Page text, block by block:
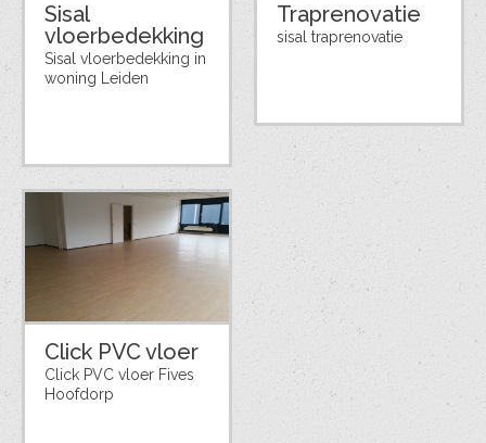
Sisal
vloerbedekking
Sisal vloerbedekking in
woning Leiden
Traprenovatie
sisal traprenovatie
Click PVC vloer
Click PVC vloer Fives
Hoofdorp